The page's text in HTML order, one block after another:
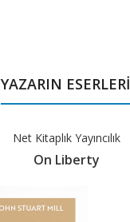
YAZARIN ESERLERİ
Net Kitaplık Yayıncılık
On Liberty